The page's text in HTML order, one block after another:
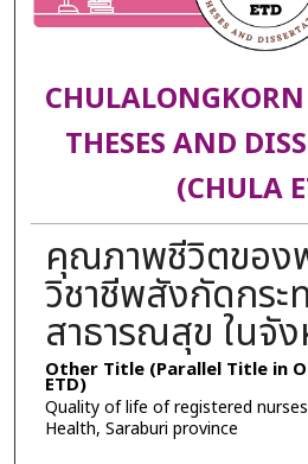
THESES AND
(CHULA
คุณภาพชีวิตของ
วิชาชีพสังกัดกระ
สาธารณสุข ในจั
Other Title (Parallel Title in
ETD)
Quality of life of registered
Health, Saraburi province